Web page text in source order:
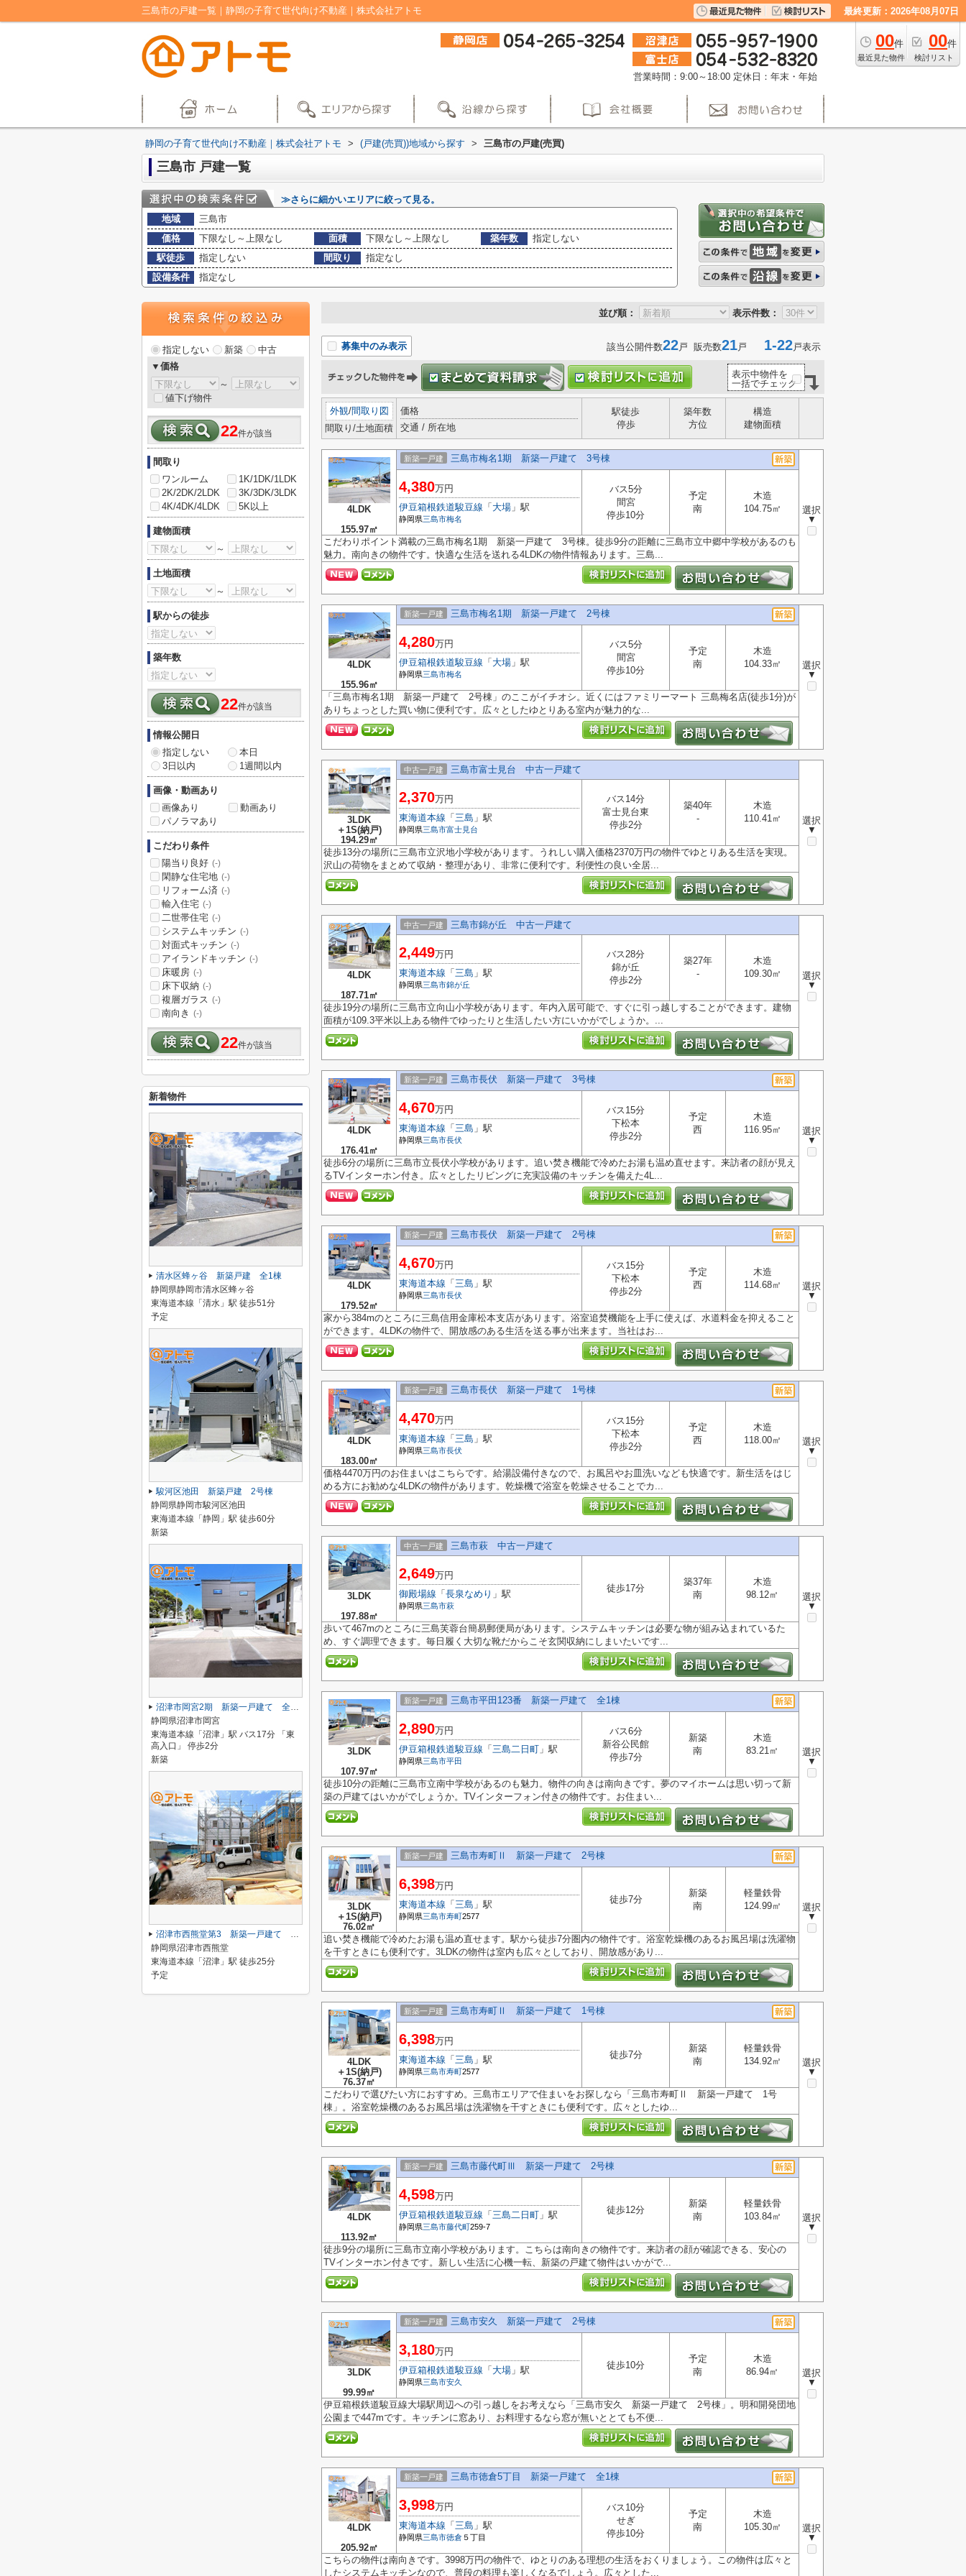
三島市の戸建一覧｜静岡の子育て世代向け不動産｜株式会社アトモ 最終更新：2026年08月07日
00件
最近見た物件
00件
検討リスト
営業時間：9:00～18:00 定休日：年末・年始
静岡の子育て世代向け不動産｜株式会社アトモ > (戸建(売買))地域から探す > 三島市の戸建(売買)
三島市 戸建一覧
≫さらに細かいエリアに絞って見る。
地域
三島市
価格
下限なし～上限なし 面積 下限なし～上限なし 築年数
指定しない
駅徒歩
指定しない 間取り
指定なし
設備条件
指定なし
並び順： 表示件数：
募集中のみ表示 該当公開件数22戸 販売数21戸 1-22戸表示
表示中物件を
一括でチェック
外観/間取り図
間取り/土地面積
価格
交通 / 所在地
駅徒歩
停歩
築年数
方位
構造
建物面積
4LDK
155.97㎡
新築一戸建 三島市梅名1期 新築一戸建て 3号棟
選択
▼
4,380万円
伊豆箱根鉄道駿豆線 「 大場 」駅
静岡県三島市梅名
バス5分
間宮
停歩10分
予定
南
木造
104.75㎡
こだわりポイント満載の三島市梅名1期 新築一戸建て 3号棟。徒歩9分の距離に三島市立中郷中学校があるのも
魅力。南向きの物件です。快適な生活を送れる4LDKの物件情報あります。三島...
4LDK
155.96㎡
新築一戸建 三島市梅名1期 新築一戸建て 2号棟
選択
▼
4,280万円
伊豆箱根鉄道駿豆線 「 大場 」駅
静岡県三島市梅名
バス5分
間宮
停歩10分
予定
南
木造
104.33㎡
「三島市梅名1期 新築一戸建て 2号棟」のここがイチオシ。近くにはファミリーマート 三島梅名店(徒歩1分)が
ありちょっとした買い物に便利です。広々としたゆとりある室内が魅力的な...
3LDK
＋1S(納戸)
194.29㎡
中古一戸建 三島市富士見台 中古一戸建て
選択
▼
2,370万円
東海道本線 「 三島 」駅
静岡県三島市富士見台
バス14分
富士見台東
停歩2分
築40年
-
木造
110.41㎡
徒歩13分の場所に三島市立沢地小学校があります。うれしい購入価格2370万円の物件でゆとりある生活を実現。
沢山の荷物をまとめて収納・整理があり、非常に便利です。利便性の良い全居...
4LDK
187.71㎡
中古一戸建 三島市錦が丘 中古一戸建て
選択
▼
2,449万円
東海道本線 「 三島 」駅
静岡県三島市錦が丘
バス28分
錦が丘
停歩2分
築27年
-
木造
109.30㎡
徒歩19分の場所に三島市立向山小学校があります。年内入居可能で、すぐに引っ越しすることができます。建物
面積が109.3平米以上ある物件でゆったりと生活したい方にいかがでしょうか。...
4LDK
176.41㎡
新築一戸建 三島市長伏 新築一戸建て 3号棟
選択
▼
4,670万円
東海道本線 「 三島 」駅
静岡県三島市長伏
バス15分
下松本
停歩2分
予定
西
木造
116.95㎡
徒歩6分の場所に三島市立長伏小学校があります。追い焚き機能で冷めたお湯も温め直せます。来訪者の顔が見え
るTVインターホン付き。広々としたリビングに充実設備のキッチンを備えた4L...
4LDK
179.52㎡
新築一戸建 三島市長伏 新築一戸建て 2号棟
選択
▼
4,670万円
東海道本線 「 三島 」駅
静岡県三島市長伏
バス15分
下松本
停歩2分
予定
西
木造
114.68㎡
家から384mのところに三島信用金庫松本支店があります。浴室追焚機能を上手に使えば、水道料金を抑えること
ができます。4LDKの物件で、開放感のある生活を送る事が出来ます。当社はお...
4LDK
183.00㎡
新築一戸建 三島市長伏 新築一戸建て 1号棟
選択
▼
4,470万円
東海道本線 「 三島 」駅
静岡県三島市長伏
バス15分
下松本
停歩2分
予定
西
木造
118.00㎡
価格4470万円のお住まいはこちらです。給湯設備付きなので、お風呂やお皿洗いなども快適です。新生活をはじ
める方にお勧めな4LDKの物件があります。乾燥機で浴室を乾燥させることでカ...
3LDK
197.88㎡
中古一戸建 三島市萩 中古一戸建て
選択
▼
2,649万円
御殿場線 「 長泉なめり 」駅
静岡県三島市萩
徒歩17分
築37年
南
木造
98.12㎡
歩いて467mのところに三島芙蓉台簡易郵便局があります。システムキッチンは必要な物が組み込まれているた
め、すぐ調理できます。毎日履く大切な靴だからこそ玄関収納にしまいたいです...
3LDK
107.97㎡
新築一戸建 三島市平田123番 新築一戸建て 全1棟
選択
▼
2,890万円
伊豆箱根鉄道駿豆線 「 三島二日町 」駅
静岡県三島市平田
バス6分
新谷公民館
停歩7分
新築
南
木造
83.21㎡
徒歩10分の距離に三島市立南中学校があるのも魅力。物件の向きは南向きです。夢のマイホームは思い切って新
築の戸建てはいかがでしょうか。TVインターフォン付きの物件です。お住まい...
3LDK
＋1S(納戸)
76.02㎡
新築一戸建 三島市寿町Ⅱ 新築一戸建て 2号棟
選択
▼
6,398万円
東海道本線 「 三島 」駅
静岡県三島市寿町2577
徒歩7分
新築
南
軽量鉄骨
124.99㎡
追い焚き機能で冷めたお湯も温め直せます。駅から徒歩7分圏内の物件です。浴室乾燥機のあるお風呂場は洗濯物
を干すときにも便利です。3LDKの物件は室内も広々としており、開放感があり...
4LDK
＋1S(納戸)
76.37㎡
新築一戸建 三島市寿町Ⅱ 新築一戸建て 1号棟
選択
▼
6,398万円
東海道本線 「 三島 」駅
静岡県三島市寿町2577
徒歩7分
新築
南
軽量鉄骨
134.92㎡
こだわりで選びたい方におすすめ。三島市エリアで住まいをお探しなら「三島市寿町Ⅱ 新築一戸建て 1号
棟」。浴室乾燥機のあるお風呂場は洗濯物を干すときにも便利です。広々としたゆ...
4LDK
113.92㎡
新築一戸建 三島市藤代町Ⅲ 新築一戸建て 2号棟
選択
▼
4,598万円
伊豆箱根鉄道駿豆線 「 三島二日町 」駅
静岡県三島市藤代町259-7
徒歩12分
新築
南
軽量鉄骨
103.84㎡
徒歩9分の場所に三島市立南小学校があります。こちらは南向きの物件です。来訪者の顔が確認できる、安心の
TVインターホン付きです。新しい生活に心機一転、新築の戸建て物件はいかがで...
3LDK
99.99㎡
新築一戸建 三島市安久 新築一戸建て 2号棟
選択
▼
3,180万円
伊豆箱根鉄道駿豆線 「 大場 」駅
静岡県三島市安久
徒歩10分
予定
南
木造
86.94㎡
伊豆箱根鉄道駿豆線大場駅周辺への引っ越しをお考えなら「三島市安久 新築一戸建て 2号棟」。明和開発団地
公園まで447mです。キッチンに窓あり、お料理するなら窓が無いととても不便...
4LDK
205.92㎡
新築一戸建 三島市徳倉5丁目 新築一戸建て 全1棟
選択
▼
3,998万円
東海道本線 「 三島 」駅
静岡県三島市徳倉 ５丁目
バス10分
せぎ
停歩10分
予定
南
木造
105.30㎡
こちらの物件は南向きです。3998万円の物件で、ゆとりのある理想の生活をおくりましょう。この物件は広々と
したシステムキッチンなので、普段の料理も楽しくなるでしょう。広々とした...
指定しない 新築
中古
▼価格
～
値下げ物件
22件が該当
間取り
ワンルーム
1K/1DK/1LDK
2K/2DK/2LDK
3K/3DK/3LDK
4K/4DK/4LDK
5K以上
建物面積
～
土地面積
～
駅からの徒歩
築年数
22件が該当
情報公開日
指定しない
本日
3日以内
1週間以内
画像・動画あり
画像あり
動画あり
パノラマあり
こだわり条件
陽当り良好 (-)
閑静な住宅地 (-)
リフォーム済 (-)
輸入住宅 (-)
二世帯住宅 (-)
システムキッチン (-)
対面式キッチン (-)
アイランドキッチン (-)
床暖房 (-)
床下収納 (-)
複層ガラス (-)
南向き (-)
22件が該当
新着物件
清水区蜂ヶ谷 新築戸建 全1棟
静岡県静岡市清水区蜂ヶ谷
東海道本線「清水」駅 徒歩51分
予定
駿河区池田 新築戸建 2号棟
静岡県静岡市駿河区池田
東海道本線「静岡」駅 徒歩60分
新築
沼津市岡宮2期 新築一戸建て 全１棟
静岡県沼津市岡宮
東海道本線「沼津」駅 バス17分 「東
高入口」 停歩2分
新築
沼津市西熊堂第3 新築一戸建て 5号棟
静岡県沼津市西熊堂
東海道本線「沼津」駅 徒歩25分
予定